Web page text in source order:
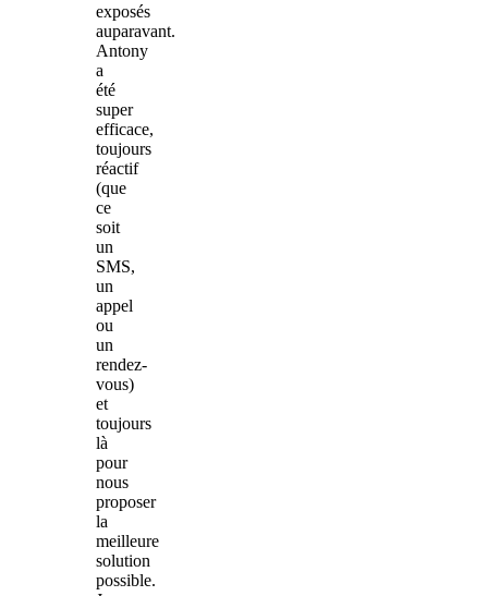
exposés
auparavant.
Antony
a
été
super
efficace,
toujours
réactif
(que
ce
soit
un
SMS,
un
appel
ou
un
rendez-
vous)
et
toujours
là
pour
nous
proposer
la
meilleure
solution
possible.